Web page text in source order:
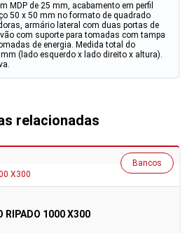
MDP de 25 mm, acabamento em perfil
50 x 50 mm no formato de quadrado
armário lateral com duas portas de
com suporte para tomadas com tampa
de energia. Medida total do
(lado esquerdo x lado direito x altura).
relacionadas
RIPADO 1000 X300
Bancos